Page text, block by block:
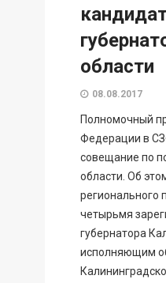
области
08.08.2017
Полномочный
Федерации в
совещание по
области. Об
регионального
четырьмя
губернатора
исполняющим